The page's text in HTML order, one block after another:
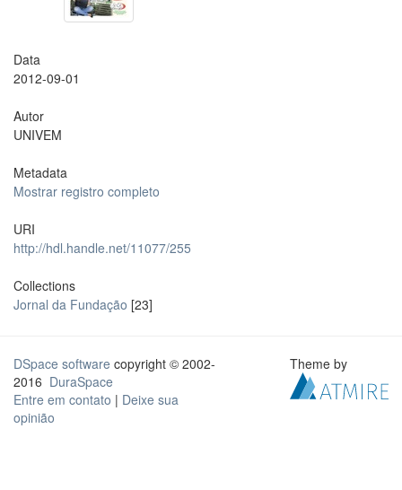
Data
2012-09-01
Autor
UNIVEM
Metadata
Mostrar registro completo
URI
http://hdl.handle.net/11077/255
Collections
Jornal da Fundação [23]
DSpace software copyright © 2002-
2016 DuraSpace
Entre em contato | Deixe sua
opinião
Theme by